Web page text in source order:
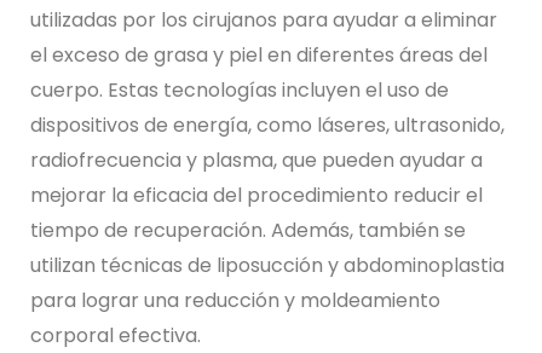
utilizadas por los cirujanos para ayudar a eliminar
el exceso de grasa y piel en diferentes áreas del
cuerpo. Estas tecnologías incluyen el uso de
dispositivos de energía, como láseres, ultrasonido,
radiofrecuencia y plasma, que pueden ayudar a
mejorar la eficacia del procedimiento reducir el
tiempo de recuperación. Además, también se
utilizan técnicas de liposucción y abdominoplastia
para lograr una reducción y moldeamiento
corporal efectiva.